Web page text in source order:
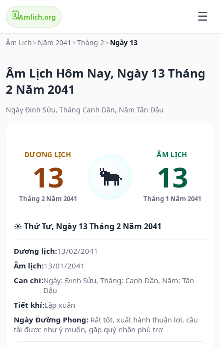
🗓️Amlich.org
Âm Lịch > Năm 2041 >Tháng 2> Ngày 13
Âm Lịch Hôm Nay, Ngày 13 Tháng
2 Năm 2041
Ngày Đinh Sửu, Tháng Canh Dần, Năm Tân Dậu
DƯƠNG LỊCH
13
Tháng 2 Năm 2041
🐂
ÂM LỊCH
13
Tháng 1 Năm 2041
☀️ Thứ Tư, Ngày 13 Tháng 2 Năm 2041
Dương lịch:13/02/2041
Âm lịch:13/01/2041
Can chi:Ngày: Đinh Sửu, Tháng: Canh Dần, Năm: Tân
Dậu
Tiết khí:Lập xuân
Ngày Đường Phong: Rất tốt, xuất hành thuận lợi, cầu
tài được như ý muốn, gặp quý nhân phù trợ